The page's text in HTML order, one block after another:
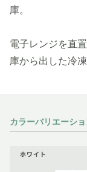
庫。
電子レンジを直
庫から出した冷
カラーバリエーショ